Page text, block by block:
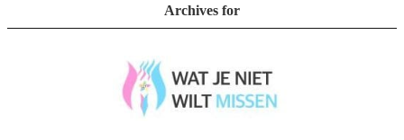
Archives for